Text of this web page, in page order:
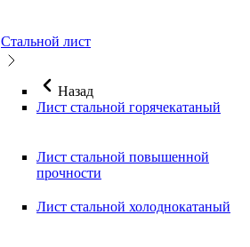
Стальной лист
Назад
Лист стальной горячекатаный
Лист стальной повышенной
прочности
Лист стальной холоднокатаный